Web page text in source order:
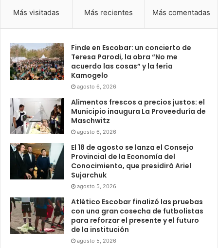
Más visitadas Más recientes Más comentadas
Finde en Escobar: un concierto de
Teresa Parodi, la obra “No me
acuerdo las cosas” y la feria
Kamogelo
agosto 6, 2026
Alimentos frescos a precios justos: el
Municipio inaugura La Proveeduría de
Maschwitz
agosto 6, 2026
El 18 de agosto se lanza el Consejo
Provincial de la Economía del
Conocimiento, que presidirá Ariel
Sujarchuk
agosto 5, 2026
Atlético Escobar finalizó las pruebas
con una gran cosecha de futbolistas
para reforzar el presente y el futuro
de la institución
agosto 5, 2026